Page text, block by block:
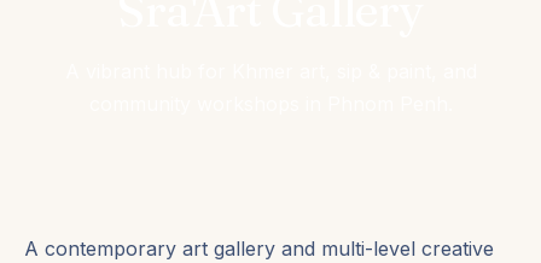
A contemporary art gallery and multi-level creative